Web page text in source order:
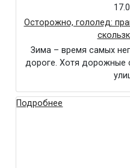
Осторожно, гололед:
Зима – время самых
дороге. Хотя дорожные
Подробнее